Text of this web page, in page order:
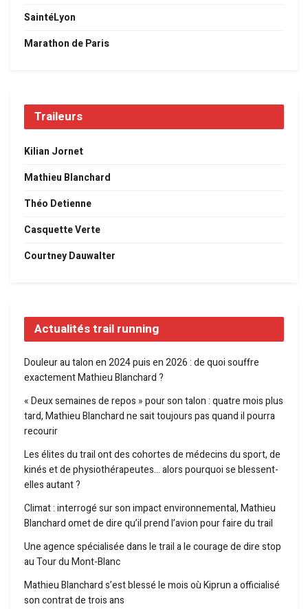
SaintéLyon
Marathon de Paris
Traileurs
Kilian Jornet
Mathieu Blanchard
Théo Detienne
Casquette Verte
Courtney Dauwalter
Actualités trail running
Douleur au talon en 2024 puis en 2026 : de quoi souffre
exactement Mathieu Blanchard ?
« Deux semaines de repos » pour son talon : quatre mois plus
tard, Mathieu Blanchard ne sait toujours pas quand il pourra
recourir
Les élites du trail ont des cohortes de médecins du sport, de
kinés et de physiothérapeutes… alors pourquoi se blessent-
elles autant ?
Climat : interrogé sur son impact environnemental, Mathieu
Blanchard omet de dire qu’il prend l’avion pour faire du trail
Une agence spécialisée dans le trail a le courage de dire stop
au Tour du Mont-Blanc
Mathieu Blanchard s’est blessé le mois où Kiprun a officialisé
son contrat de trois ans